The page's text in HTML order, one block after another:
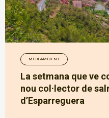
MEDI AMBIENT
La setmana que ve
nou col·lector de
d’Esparreguera